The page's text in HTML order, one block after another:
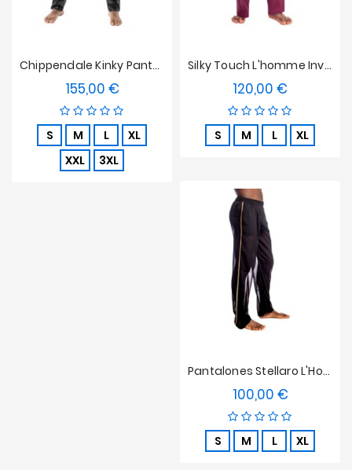
Chippendale Kinky Pants En París
155,00 €Precio
S M L
XL
XXL
3XL
Silky Touch L'homme Invisible Pantalón Bordeos
120,00 €
S M L XL
Pantalones Stellaro L'Homme Invisible Con Cordón Negros
100,00 €Precio
S M L XL